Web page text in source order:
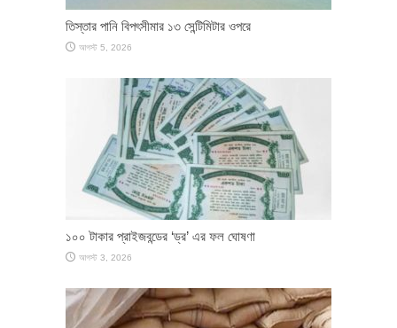
তিস্তার পানি বিপৎসীমার ১৩ সেন্টিমিটার ওপরে
আগস্ট 5, 2026
১০০ টাকার প্রাইজবন্ডের ‘ড্র’ এর ফল ঘোষণা
আগস্ট 3, 2026